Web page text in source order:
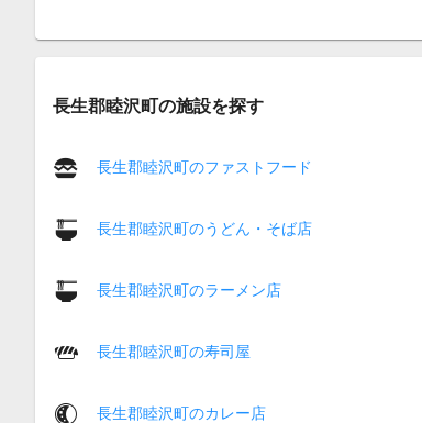
長生郡睦沢町の施設を探す
長生郡睦沢町のファストフード
長生郡睦沢町のうどん・そば店
長生郡睦沢町のラーメン店
長生郡睦沢町の寿司屋
長生郡睦沢町のカレー店